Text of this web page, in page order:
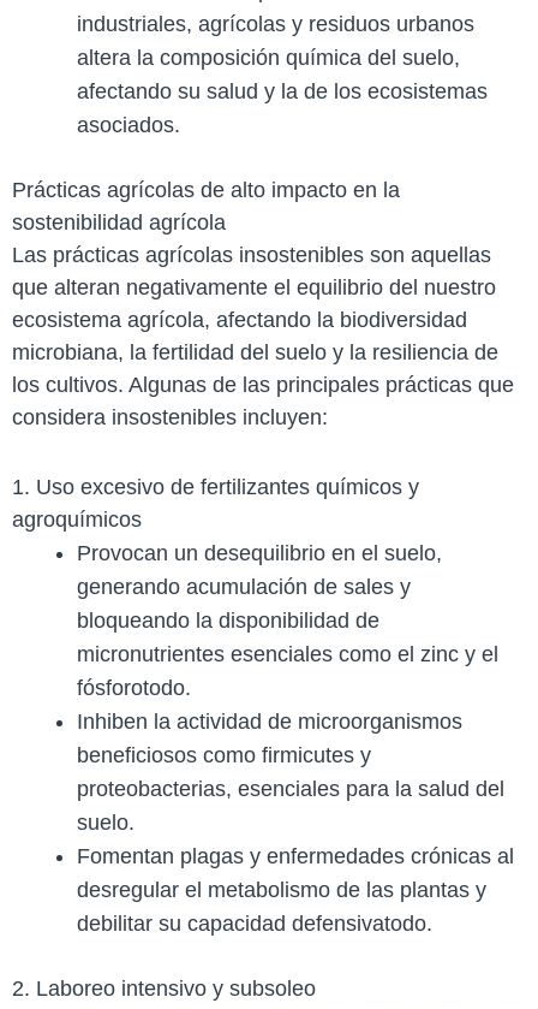
industriales, agrícolas y residuos urbanos
altera la composición química del suelo,
afectando su salud y la de los ecosistemas
asociados.
Prácticas agrícolas de alto impacto en la
sostenibilidad agrícola
Las prácticas agrícolas insostenibles son aquellas
que alteran negativamente el equilibrio del nuestro
ecosistema agrícola, afectando la biodiversidad
microbiana, la fertilidad del suelo y la resiliencia de
los cultivos. Algunas de las principales prácticas que
considera insostenibles incluyen:
1. Uso excesivo de fertilizantes químicos y
agroquímicos
Provocan un desequilibrio en el suelo,
generando acumulación de sales y
bloqueando la disponibilidad de
micronutrientes esenciales como el zinc y el
fósforo​todo.
Inhiben la actividad de microorganismos
beneficiosos como firmicutes y
proteobacterias, esenciales para la salud del
suelo.
Fomentan plagas y enfermedades crónicas al
desregular el metabolismo de las plantas y
debilitar su capacidad defensiva​todo.
2. Laboreo intensivo y subsoleo